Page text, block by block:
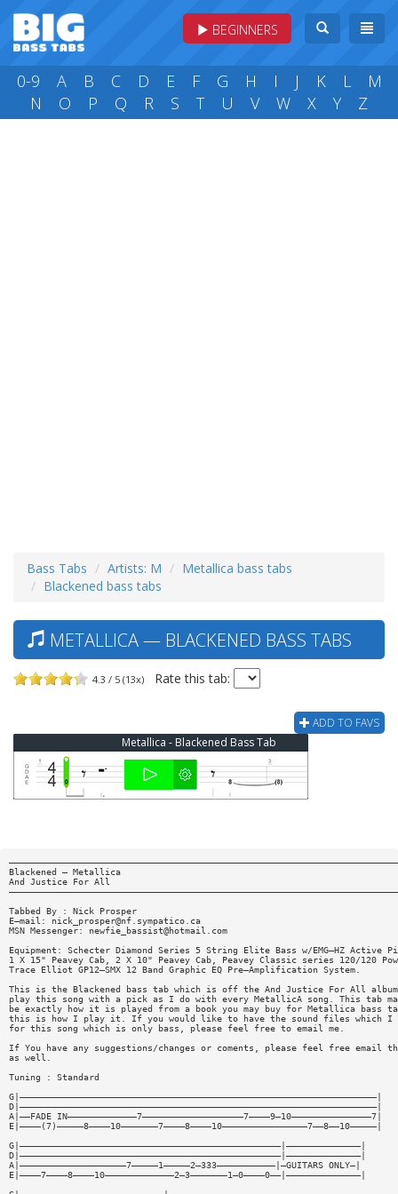
BEGINNERS
0-9 A B C D E F G H I J K L
M
N
O P Q R S T U V W X Y Z
Bass Tabs Artists: M
Metallica bass tabs
Blackened bass tabs
METALLICA — BLACKENED BASS TABS
4.3 / 5 (13x) Rate this tab:
ADD TO FAVS
Metallica - Blackened Bass Tab
Blackened — Metallica
And Justice For All
Tabbed By : Nick Prosper
E—mail:
nick_prosper@nf.sympatico.ca
MSN Messenger:
newfie_bassist@hotmail.com
Equipment: Schecter Diamond Series 5 String Elite Bass w/EMG—HZ Active
1 X 15" Peavey Cab, 2 X 10" Peavey Cab, Peavey Classic series 120/120
Trace Elliot GP12—SMX 12 Band Graphic EQ Pre—Amplification System.
This is the Blackened bass tab which is off the And Justice For All
play this song with a pick as I do with every MetallicA song. This tab
be exactly how it is played from a book you may buy for Metallica bass
this is how I play it. If you would like to have the sound files which I
for this song which is only bass, please feel free to email me.
If You have any suggestions/changes or coments, please feel free email
as well.
Tuning : Standard
G|———————————————————————————————————————————————————————————————————|
D|———————————————————————————————————————————————————————————————————|
A|——FADE IN—————————————7———————————————————7————9—10———————————————7|
E|————(7)—————8————10———————7————8————10————————————————7——8——10—————|
G|—————————————————————————————————————————————————|——————————————|
D|—————————————————————————————————————————————————|——————————————|
A|————————————————————7—————1—————2—333———————————|—GUITARS ONLY—|
E|————7————8————10—————————————2—3———————1—0————0——|——————————————|